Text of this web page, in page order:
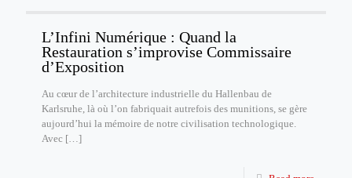
L’Infini Numérique : Quand la
Restauration s’improvise Commissaire
d’Exposition
Au cœur de l’architecture industrielle du Hallenbau de
Karlsruhe, là où l’on fabriquait autrefois des munitions, se gère
aujourd’hui la mémoire de notre civilisation technologique.
Avec […]